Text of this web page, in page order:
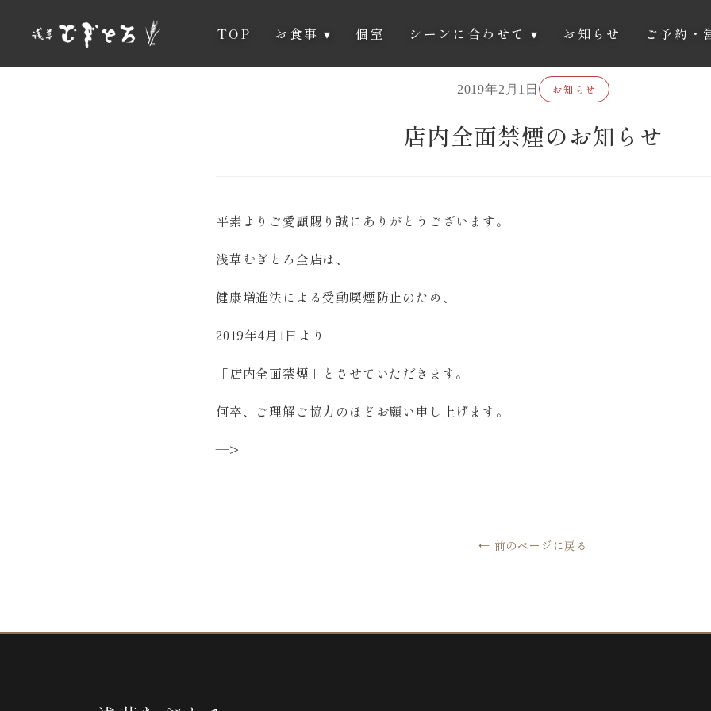
TOP お食事 ▾ 個室 シーンに合わせて ▾ お知らせ ご予約・
2019年2月1日 お知らせ
店内全面禁煙のお知らせ
平素よりご愛顧賜り誠にありがとうございます。
浅草むぎとろ全店は、
健康増進法による受動喫煙防止のため、
2019年4月1日より
「店内全面禁煙」とさせていただきます。
何卒、ご理解ご協力のほどお願い申し上げます。
—>
← 前のページに戻る